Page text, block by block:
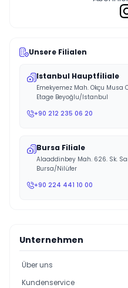
Unsere Filialen
Istanbul Hauptfiliale
Emekyemez Mah. Okçu Musa
Etage Beyoğlu/Istanbul
+90 212 235 06 20
Bursa Filiale
Alaaddinbey Mah. 626. Sk.
Bursa/Nilüfer
+90 224 441 10 00
Unternehmen
Über uns
Kundenservice